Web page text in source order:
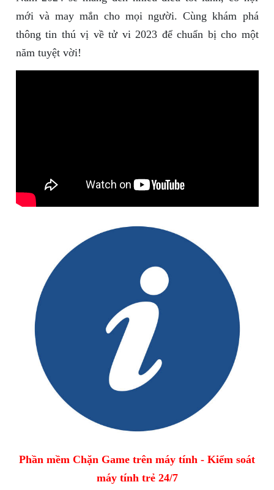
mới và may mắn cho mọi người. Cùng khám phá
thông tin thú vị về tử vi 2023 để chuẩn bị cho một
năm tuyệt vời!
Phần mềm Chặn Game trên máy tính - Kiểm soát
máy tính trẻ 24/7